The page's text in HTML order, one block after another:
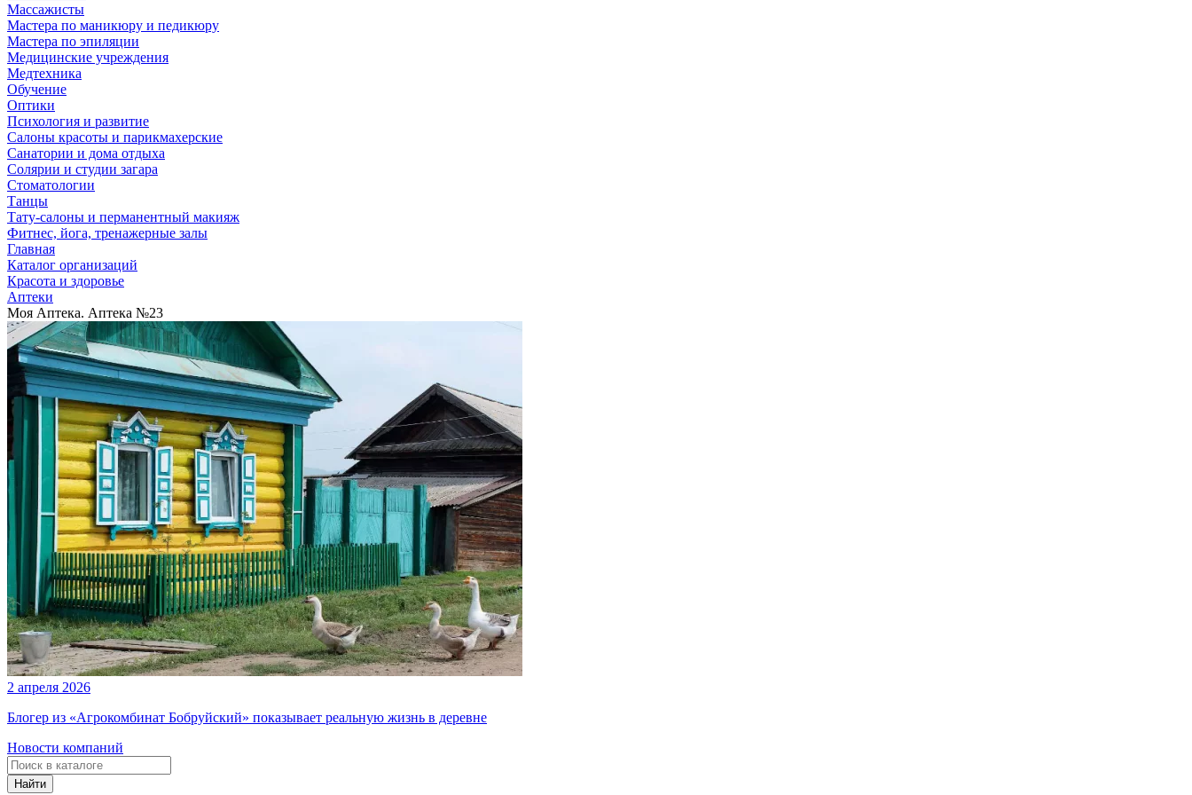
Массажисты
Мастера по маникюру и педикюру
Мастера по эпиляции
Медицинские учреждения
Медтехника
Обучение
Оптики
Психология и развитие
Салоны красоты и парикмахерские
Санатории и дома отдыха
Солярии и студии загара
Стоматологии
Танцы
Тату-салоны и перманентный макияж
Фитнес, йога, тренажерные залы
Главная
Каталог организаций
Красота и здоровье
Аптеки
Моя Аптека. Аптека №23
2 апреля 2026
Блогер из «Агрокомбинат Бобруйский» показывает реальную жизнь в деревне
Новости компаний
Найти